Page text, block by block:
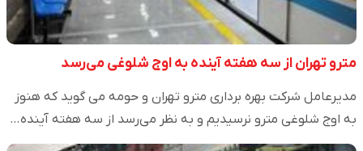
مترو تهران از سه هفته آینده به اوج شلوغی می‌رسد
مدیرعامل شرکت بهره برداری مترو تهران و حومه می گوید که هنوز
به اوج شلوغی مترو نرسیدیم و به نظر می‌رسد از سه هفته آینده…